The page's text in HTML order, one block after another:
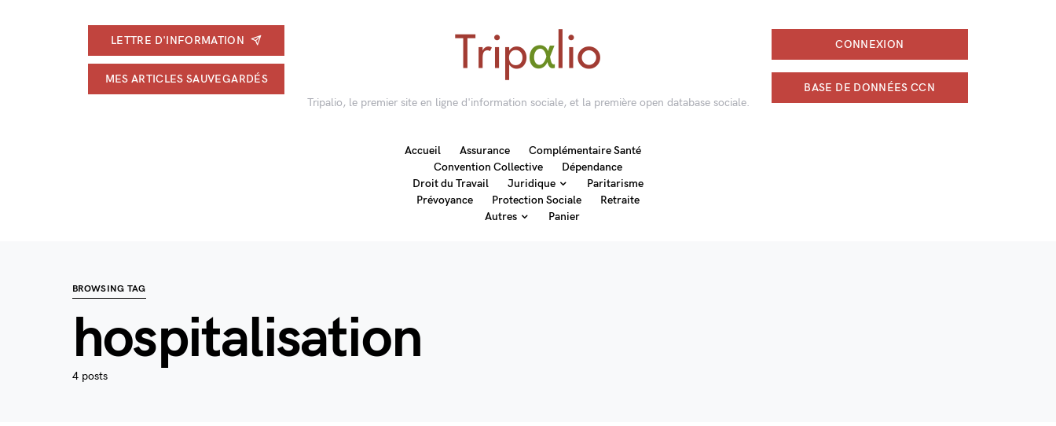
LETTRE D'INFORMATION
MES ARTICLES SAUVEGARDÉS
Tripalio, le premier site en ligne d'information sociale, et la première open database sociale.
CONNEXION
BASE DE DONNÉES CCN
Accueil Assurance
Complémentaire Santé
Convention Collective
Dépendance
Droit du Travail
Juridique
Paritarisme
Prévoyance
Protection Sociale
Retraite
Autres
Panier
BROWSING TAG
hospitalisation
4 posts